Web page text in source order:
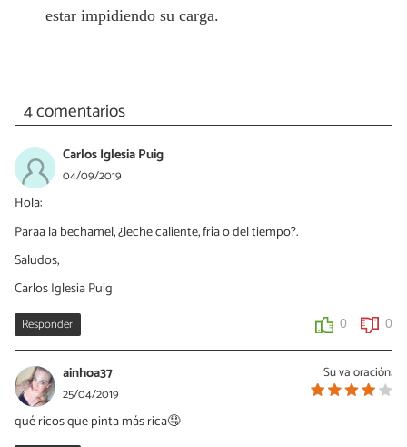
estar impidiendo su carga.
4 comentarios
Carlos Iglesia Puig
04/09/2019
Hola:
Paraa la bechamel, ¿leche caliente, fría o del tiempo?.
Saludos,
Carlos Iglesia Puig
Responder 0 0
Su valoración:
ainhoa37
25/04/2019
qué ricos que pinta más rica🤤